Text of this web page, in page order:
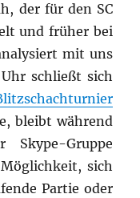
der für den SC
und früher bei
mit uns
schließt sich
bleibt während
Skype-Gruppe
sich
Partie oder